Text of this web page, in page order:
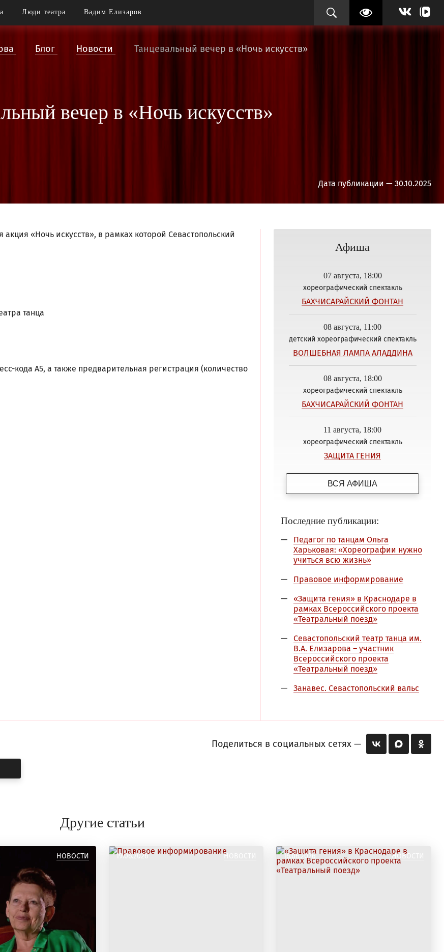
Люди театра Вадим Елизаров
Блог Новости Танцевальный вечер в «Ночь искусств»
вечер в «Ночь искусств»
Дата публикации — 30.10.2025
Поделиться в социальных сетях —
«Ночь искусств», в рамках которой Севастопольский
танца
кода А5, а также предварительная регистрация (количество
Афиша
07 августа, 18:00
хореографический спектакль
БАХЧИСАРАЙСКИЙ ФОНТАН
08 августа, 11:00
детский хореографический спектакль
ВОЛШЕБНАЯ ЛАМПА АЛАДДИНА
08 августа, 18:00
хореографический спектакль
БАХЧИСАРАЙСКИЙ ФОНТАН
11 августа, 18:00
хореографический спектакль
ЗАЩИТА ГЕНИЯ
ВСЯ АФИША
Последние публикации:
Педагог по танцам Ольга
Харьковая: «Хореографии нужно
учиться всю жизнь»
Правовое информирование
«Защита гения» в Краснодаре в
рамках Всероссийского проекта
«Театральный поезд»
Севастопольский театр танца им.
В.А. Елизарова – участник
Всероссийского проекта
«Театральный поезд»
Занавес. Севастопольский вальс
Другие статьи
НОВОСТИ 19.06.2026 НОВОСТИ 16.06.2026 НОВОСТИ